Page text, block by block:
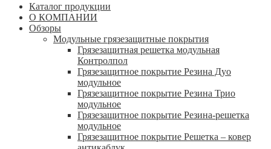
Каталог продукции
О КОМПАНИИ
Обзоры
Модульные грязезащитные покрытия
Грязезащитная решетка модульная
Контролпол
Грязезащитное покрытие Резина Дуо
модульное
Грязезащитное покрытие Резина Трио
модульное
Грязезащитное покрытие Резина-решетка
модульное
Грязезащитное покрытие Решетка – ковер